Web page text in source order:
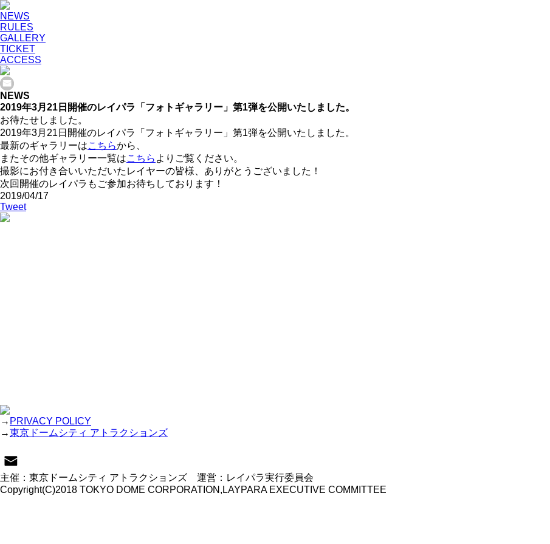
NEWS
RULES
GALLERY
TICKET
ACCESS
NEWS
2019年3月21日開催のレイパラ「フォトギャラリー」第1弾を公開いたしました。
お待たせしました。
2019年3月21日開催のレイパラ「フォトギャラリー」第1弾を公開いたしました。
最新のギャラリーはこちらから、
またその他ギャラリー一覧はこちら よりご覧ください。
撮影にお付き合いいただいたレイヤーの皆様、ありがとうございました！
次回開催のレイパラもご参加お待ちしております！
2019/04/17
Tweet
→ PRIVACY POLICY
→東京ドームシティ アトラクションズ
主催：東京ドームシティ アトラクションズ 運営：レイパラ実行委員会
Copyright(C)2018 TOKYO DOME CORPORATION,LAYPARA EXECUTIVE COMMITTEE